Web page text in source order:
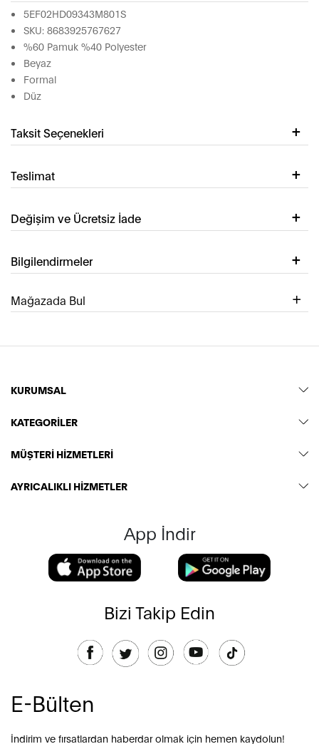
5EF02HD09343M801S
SKU: 8683925767627
%60 Pamuk %40 Polyester
Beyaz
Formal
Düz
Taksit Seçenekleri
Teslimat
Değişim ve Ücretsiz İade
Bilgilendirmeler
Mağazada Bul
KURUMSAL
KATEGORİLER
MÜŞTERİ HİZMETLERİ
AYRICALIKLI HİZMETLER
App İndir
Bizi Takip Edin
E-Bülten
İndirim ve fırsatlardan haberdar olmak için hemen kaydolun!